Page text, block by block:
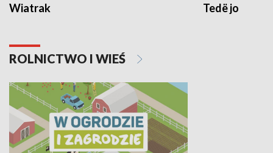
Wiatrak Tedë jo
ROLNICTWO I WIEŚ